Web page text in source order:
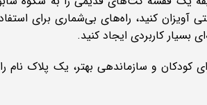
آویزان کنید، راه‌های بی‌شماری برای
بسیار کاربردی ایجاد کنید.
کودکان و سازماندهی بهتر، یک پلاک